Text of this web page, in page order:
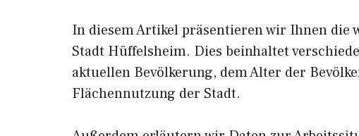
In diesem Artikel präsentieren wir Ihnen die
Stadt Hüffelsheim. Dies beinhaltet
aktuellen Bevölkerung, dem Alter der
Flächennutzung der Stadt.